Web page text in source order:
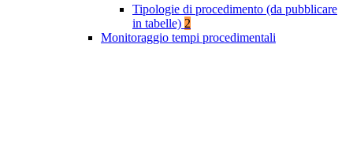
Tipologie di procedimento (da pubblicare
in tabelle) 2
Monitoraggio tempi procedimentali